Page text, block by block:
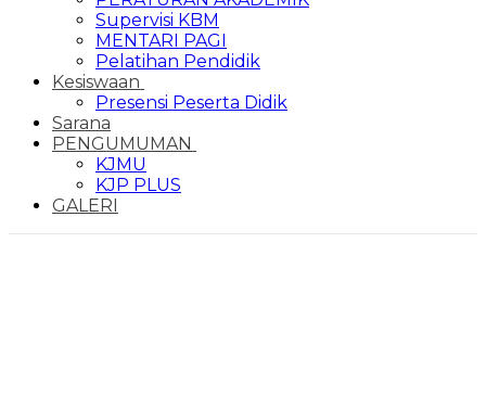
Supervisi KBM
MENTARI PAGI
Pelatihan Pendidik
Kesiswaan
Presensi Peserta Didik
Sarana
PENGUMUMAN
KJMU
KJP PLUS
GALERI